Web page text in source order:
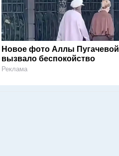
Новое фото Аллы Пугачевой
вызвало беспокойство
Реклама